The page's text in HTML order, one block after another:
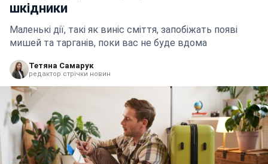
шкідники
Маленькі дії, такі як виніс сміття, запобіжать появі
мишей та тарганів, поки вас не буде вдома
Тетяна Самарук
редактор стрічки новин